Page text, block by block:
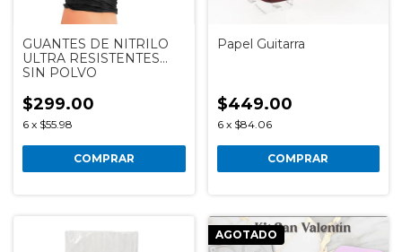
GUANTES DE NITRILO
ULTRA RESISTENTES
SIN POLVO
$299.00
6 x $55.98
COMPRAR
Papel Guitarra
$449.00
6 x $84.06
COMPRAR
AGOTADO